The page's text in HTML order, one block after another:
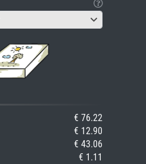
€ 76.22
€ 12.90
€ 43.06
€ 1.11